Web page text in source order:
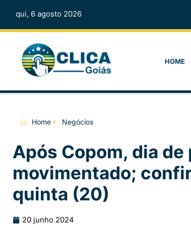
qui, 6 agosto 2026
HOME
Home Negócios
Após Copom, dia
movimentado;
quinta (20)
20 junho 2024